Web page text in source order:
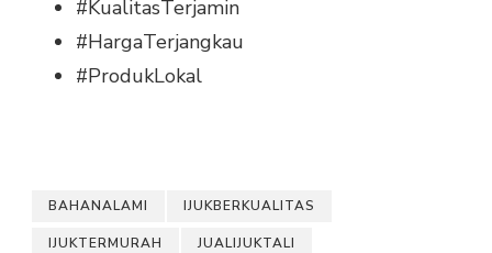
#KualitasTerjamin
#HargaTerjangkau
#ProdukLokal
BAHANALAMI IJUKBERKUALITAS
IJUKTERMURAH JUALIJUKTALI